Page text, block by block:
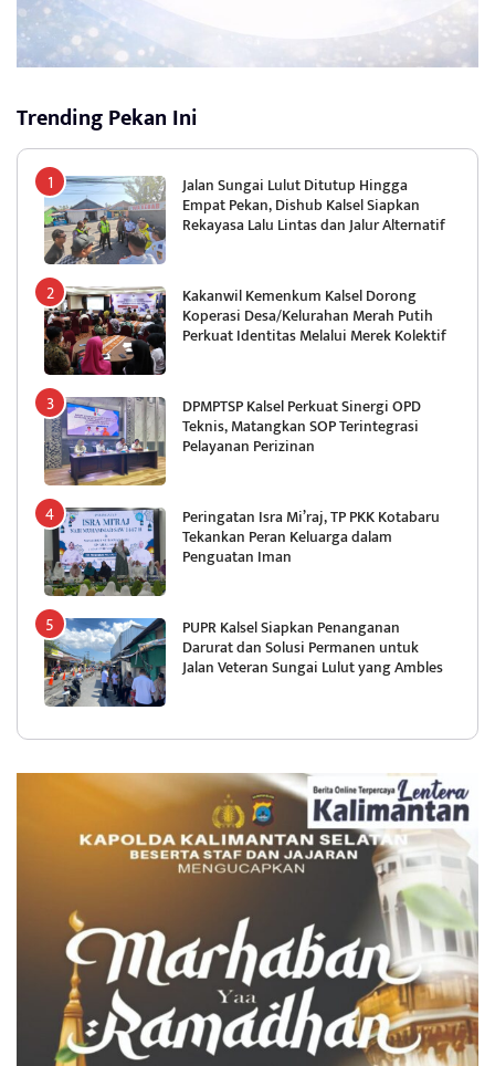
Trending Pekan Ini
Jalan Sungai Lulut Ditutup Hingga
Empat Pekan, Dishub Kalsel Siapkan
Rekayasa Lalu Lintas dan Jalur Alternatif
Kakanwil Kemenkum Kalsel Dorong
Koperasi Desa/Kelurahan Merah Putih
Perkuat Identitas Melalui Merek Kolektif
DPMPTSP Kalsel Perkuat Sinergi OPD
Teknis, Matangkan SOP Terintegrasi
Pelayanan Perizinan
Peringatan Isra Mi’raj, TP PKK Kotabaru
Tekankan Peran Keluarga dalam
Penguatan Iman
PUPR Kalsel Siapkan Penanganan
Darurat dan Solusi Permanen untuk
Jalan Veteran Sungai Lulut yang Ambles